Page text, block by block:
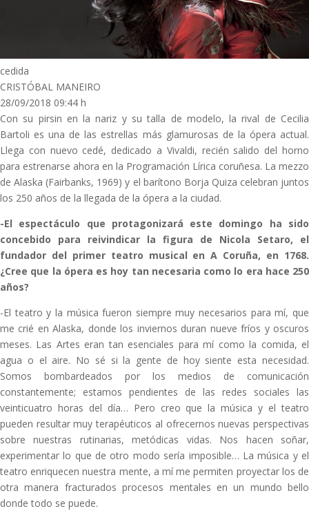
cedida
CRISTÓBAL MANEIRO
28/09/2018 09:44 h
Con su pirsin en la nariz y su talla de modelo, la rival de Cecilia
Bartoli es una de las estrellas más glamurosas de la ópera actual.
Llega con nuevo cedé, dedicado a Vivaldi, recién salido del horno
para estrenarse ahora en la Programación Lírica coruñesa. La mezzo
de Alaska (Fairbanks, 1969) y el barítono Borja Quiza celebran juntos
los 250 años de la llegada de la ópera a la ciudad.
-El espectáculo que protagonizará este domingo ha sido
concebido para reivindicar la figura de Nicola Setaro, el
fundador del primer teatro musical en A Coruña, en 1768.
¿Cree que la ópera es hoy tan necesaria como lo era hace 250
años?
-El teatro y la música fueron siempre muy necesarios para mí, que
me crié en Alaska, donde los inviernos duran nueve fríos y oscuros
meses. Las Artes eran tan esenciales para mí como la comida, el
agua o el aire. No sé si la gente de hoy siente esta necesidad.
Somos bombardeados por los medios de comunicación
constantemente; estamos pendientes de las redes sociales las
veinticuatro horas del día… Pero creo que la música y el teatro
pueden resultar muy terapéuticos al ofrecernos nuevas perspectivas
sobre nuestras rutinarias, metódicas vidas. Nos hacen soñar,
experimentar lo que de otro modo sería imposible… La música y el
teatro enriquecen nuestra mente, a mí me permiten proyectar los de
otra manera fracturados procesos mentales en un mundo bello
donde todo se puede.